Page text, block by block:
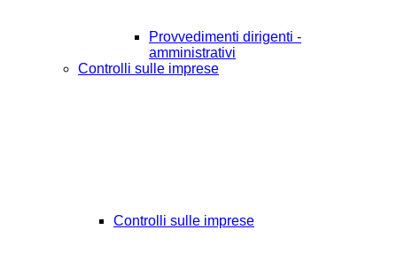
Provvedimenti dirigenti -
amministrativi
Controlli sulle imprese
Controlli sulle imprese